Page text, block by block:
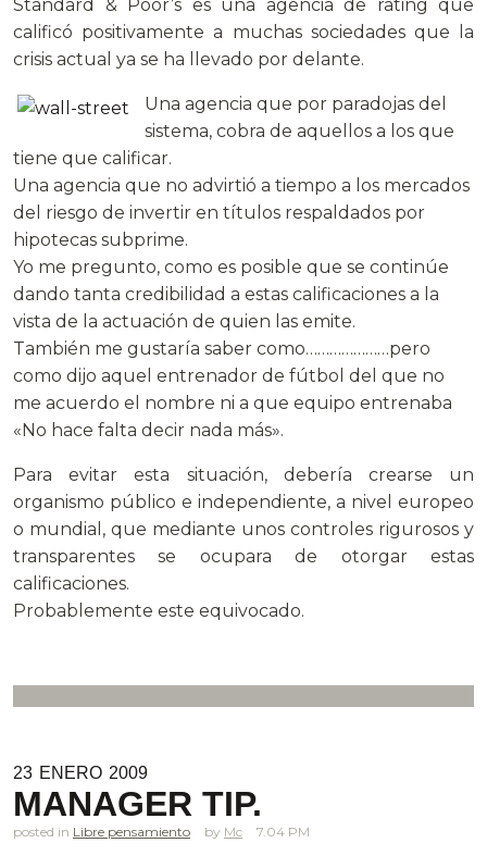
Standard & Poor’s es una agencia de rating que
calificó positivamente a muchas sociedades que la
crisis actual ya se ha llevado por delante.
Una agencia que por paradojas del
sistema, cobra de aquellos a los que
tiene que calificar.
Una agencia que no advirtió a tiempo a los mercados
del riesgo de invertir en títulos respaldados por
hipotecas subprime.
Yo me pregunto, como es posible que se continúe
dando tanta credibilidad a estas calificaciones a la
vista de la actuación de quien las emite.
También me gustaría saber como…………………pero
como dijo aquel entrenador de fútbol del que no
me acuerdo el nombre ni a que equipo entrenaba
«No hace falta decir nada más».
Para evitar esta situación, debería crearse un
organismo público e independiente, a nivel europeo
o mundial, que mediante unos controles rigurosos y
transparentes se ocupara de otorgar estas
calificaciones.
Probablemente este equivocado.
23 ENERO 2009
MANAGER TIP.
posted in Libre pensamiento Mc 7.04 PM